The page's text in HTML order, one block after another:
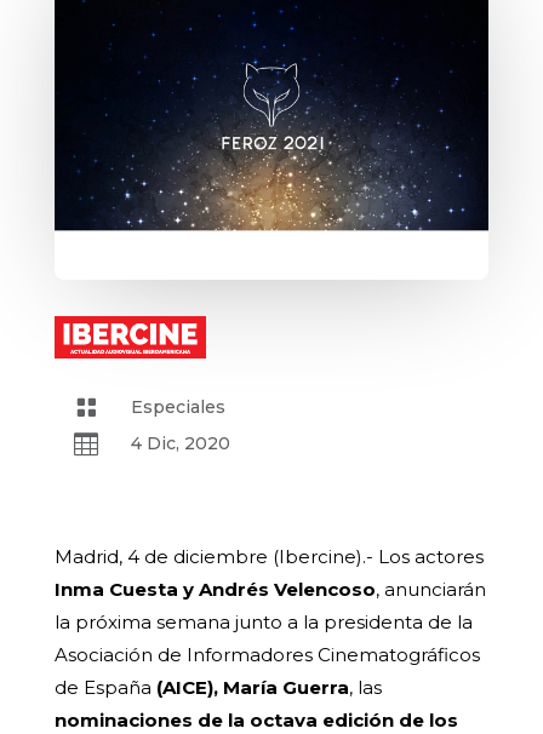
 Especiales
 4 Dic, 2020
Madrid, 4 de diciembre (Ibercine).- Los actores
Inma Cuesta y Andrés Velencoso, anunciarán
la próxima semana junto a la presidenta de la
Asociación de Informadores Cinematográficos
de España (AICE), María Guerra, las
nominaciones de la octava edición de los